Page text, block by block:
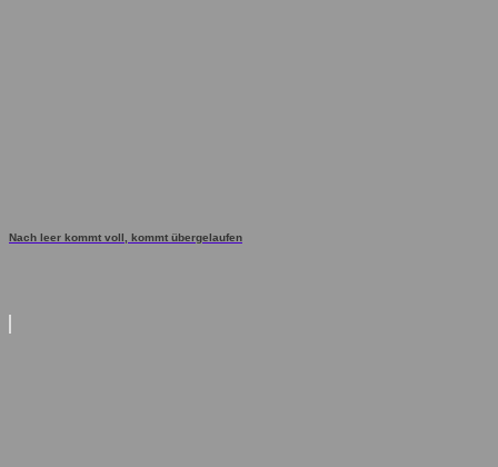
Nach leer kommt voll, kommt übergelaufen